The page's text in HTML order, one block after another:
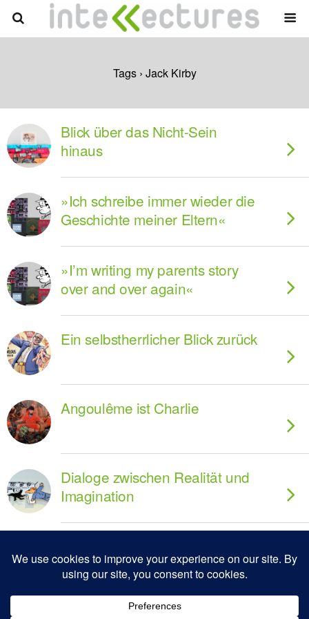
Tags › Jack Kirby
Blick über das Nicht-Sein
hinaus
»Ich schreibe immer wieder die
Geschichte meiner Eltern«
»I’m writing my parents story
over and over again«
Ein selbstherrlicher Blick zurück
Angoulême ist Charlie
Dialoge zwischen Realität und
Imagination
Zum Seitenanfang
Mobil Desktop